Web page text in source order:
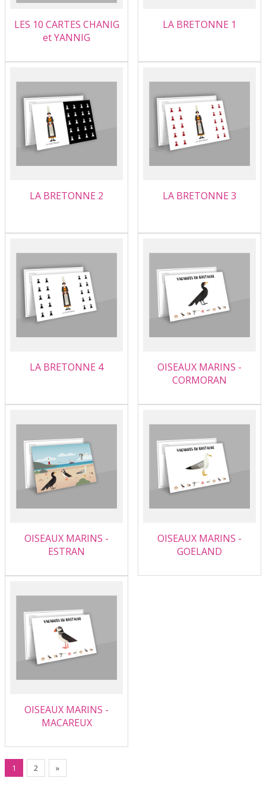
LES 10 CARTES CHANIG
et YANNIG
LA BRETONNE 1
LA BRETONNE 2 LA BRETONNE 3
LA BRETONNE 4
OISEAUX MARINS -
CORMORAN
OISEAUX MARINS -
ESTRAN
OISEAUX MARINS -
GOELAND
OISEAUX MARINS -
MACAREUX
1 2 »